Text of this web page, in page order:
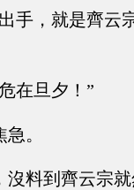
手，就是齊云
在旦夕！”
。
沒料到齊云宗